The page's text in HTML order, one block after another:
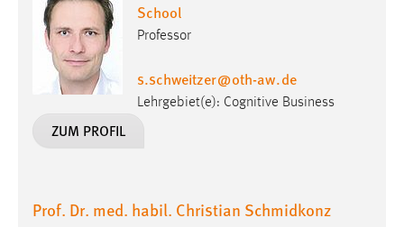
School
Professor
s.schweitzer@oth-aw.de
Lehrgebiet(e): Cognitive Business
ZUM PROFIL
Prof. Dr. med. habil. Christian Schmidkonz